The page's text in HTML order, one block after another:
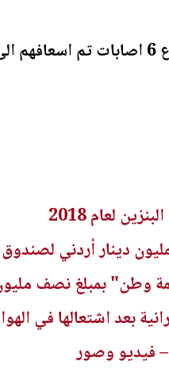
.
لعام 2018
دينار أردني
بمبلغ نصف مليون
بعد اشتعالها في
فيديو وصور